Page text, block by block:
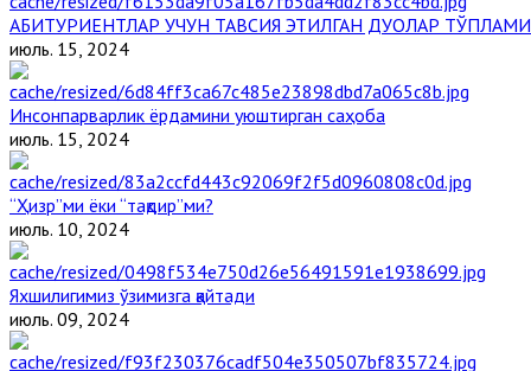
АБИТУРИЕНТЛАР УЧУН ТАВСИЯ ЭТИЛГАН ДУОЛАР ТЎПЛАМИ
июль. 15, 2024
Инсонпарварлик ёрдамини уюштирган саҳоба
июль. 15, 2024
“Ҳизр”ми ёки “тақдир”ми?
июль. 10, 2024
Яхшилигимиз ўзимизга қайтади
июль. 09, 2024